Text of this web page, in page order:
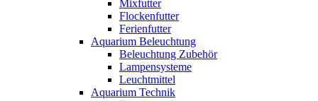
Mixfutter
Flockenfutter
Ferienfutter
Aquarium Beleuchtung
Beleuchtung Zubehör
Lampensysteme
Leuchtmittel
Aquarium Technik